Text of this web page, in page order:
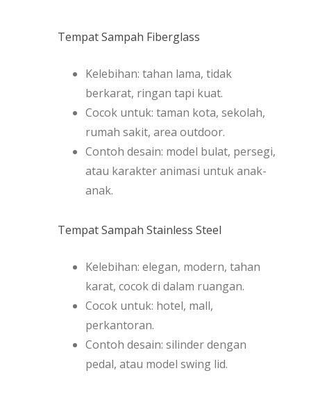
Tempat Sampah Fiberglass
Kelebihan: tahan lama, tidak
berkarat, ringan tapi kuat.
Cocok untuk: taman kota, sekolah,
rumah sakit, area outdoor.
Contoh desain: model bulat, persegi,
atau karakter animasi untuk anak-
anak.
Tempat Sampah Stainless Steel
Kelebihan: elegan, modern, tahan
karat, cocok di dalam ruangan.
Cocok untuk: hotel, mall,
perkantoran.
Contoh desain: silinder dengan
pedal, atau model swing lid.